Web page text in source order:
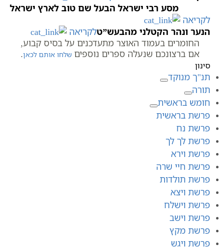
מסע רבי ישראל הבעל שם טוב לארץ ישראל
לקריאה
הנער ונהר הקטלני מהבעש”טלקריאה
החומרים בעמוד האוצר מתעדכנים על בסיס קבוע,
אם ברצונכם שנעלה ספרים נוספים שלחו אותם לכאן.
סינון
תנ"ך מנוקד
תורה
חומש בראשית
פרשת בראשית
פרשת נח
פרשת לך לך
פרשת וירא
פרשת חיי שרה
פרשת תולדות
פרשת ויצא
פרשת וישלח
פרשת וישב
פרשת מקץ
פרשת ויגש